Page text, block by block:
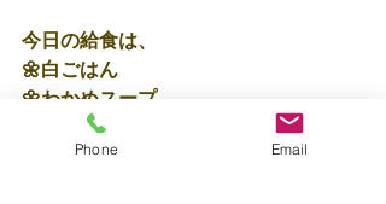
今日の給食は、
🌼白ごはん
🌼わかめスープ
🌼ブロッコリーの胡麻和え
🌼カラフルマーボー
Phone Email